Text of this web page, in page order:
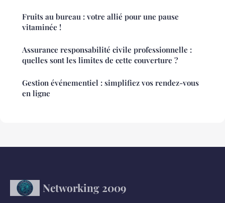
Fruits au bureau : votre allié pour une pause
vitaminée !
Assurance responsabilité civile professionnelle :
quelles sont les limites de cette couverture ?
Gestion événementiel : simplifiez vos rendez-vous
en ligne
Networking 2009